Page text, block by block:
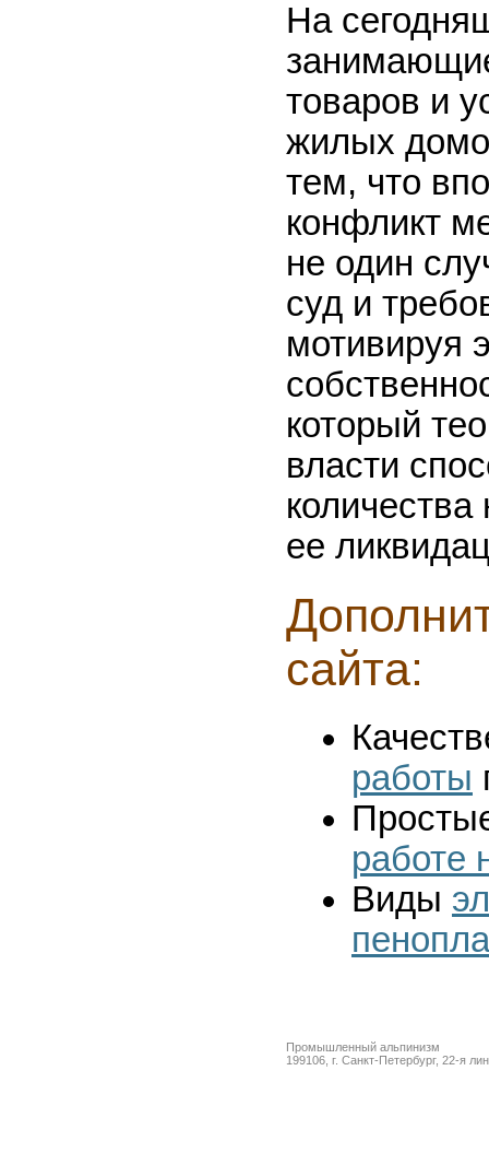
На
товаров и
жилых
тем, что
конфликт
не один
суд и
мотивируя
который
власти
ее
сайта:
работы
работе
Виды
Промышленный альпинизм
199106, г. Санкт-Петербург, 22-я